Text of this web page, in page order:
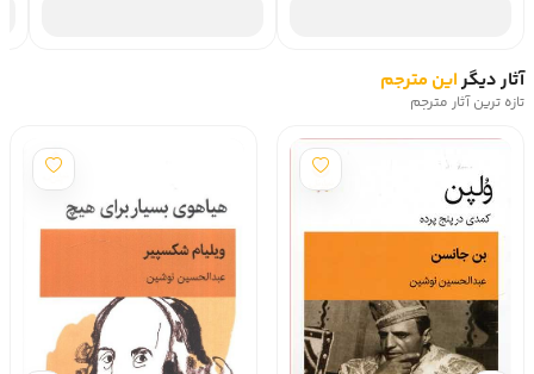
آثار دیگراین مترجم
تازه ترین آثار مترجم